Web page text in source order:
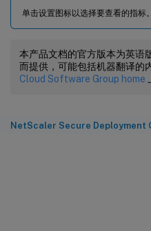
单击设置图标以选择要查看的指标。
本产品文档的官方版本为英语
而提供，可能包括机器翻译的
Cloud Software Group home
NetScaler Secure Deployment